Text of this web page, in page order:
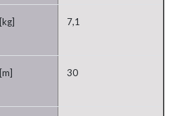
[kg] 7,1
[m] 30